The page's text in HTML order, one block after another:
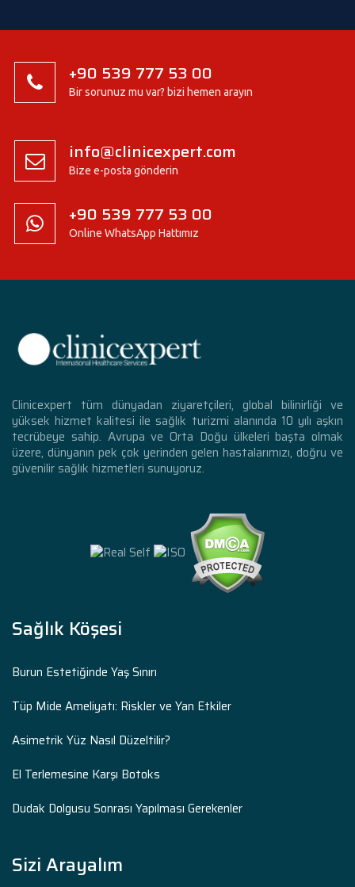
+90 539 777 53 00
Bir sorunuz mu var? bizi hemen arayın
info@clinicexpert.com
Bize e-posta gönderin
+90 539 777 53 00
Online WhatsApp Hattımız
Clinicexpert tüm dünyadan ziyaretçileri, global bilinirliği ve
yüksek hizmet kalitesi ile sağlık turizmi alanında 10 yılı aşkın
tecrübeye sahip. Avrupa ve Orta Doğu ülkeleri başta olmak
üzere, dünyanın pek çok yerinden gelen hastalarımızı, doğru ve
güvenilir sağlık hizmetleri sunuyoruz.
Sağlık Köşesi
Burun Estetiğinde Yaş Sınırı
Tüp Mide Ameliyatı: Riskler ve Yan Etkiler
Asimetrik Yüz Nasıl Düzeltilir?
El Terlemesine Karşı Botoks
Dudak Dolgusu Sonrası Yapılması Gerekenler
Sizi Arayalım